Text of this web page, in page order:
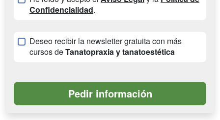
Confidencialidad.
Deseo recibir la newsletter gratuita con más
cursos deTanatopraxia y tanatoestética